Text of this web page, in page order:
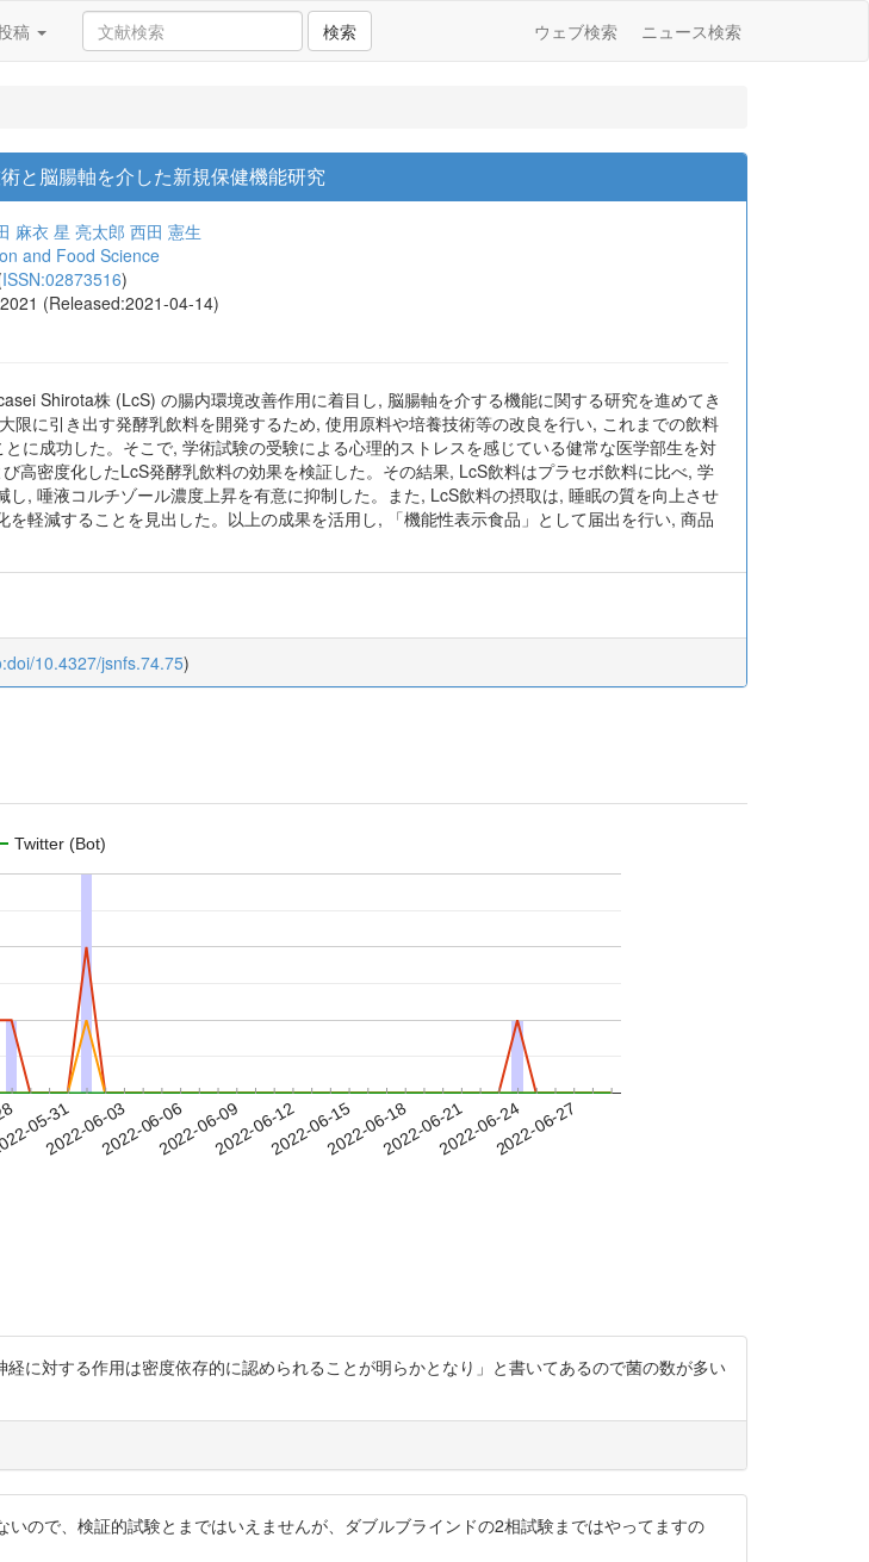
稿 検索 ウェブ検索 ニュース検索
と脳腸軸を介した新規保健機能研究
麻衣 星 亮太郎 西田 憲生
and Food Science
ISSN:02873516)
(Released:2021-04-14)
Shirota株 (LcS) の腸内環境改善作用に着目し, 脳腸軸を介する機能に関する研究を進めてき
限に引き出す発酵乳飲料を開発するため, 使用原料や培養技術等の改良を行い, これまでの飲料
に成功した。そこで, 学術試験の受験による心理的ストレスを感じている健常な医学部生を対
高密度化したLcS発酵乳飲料の効果を検証した。その結果, LcS飲料はプラセボ飲料に比べ, 学
, 唾液コルチゾール濃度上昇を有意に抑制した。また, LcS飲料の摂取は, 睡眠の質を向上させ
軽減することを見出した。以上の成果を活用し, 「機能性表示食品」として届出を行い, 商品
10.4327/jsnfs.74.75)
Twitter (Bot)
05-31
2022-06-032022-06-062022-06-092022-06-122022-06-152022-06-182022-06-212022-06-242022-06-27
に対する作用は密度依存的に認められることが明らかとなり」と書いてあるので菌の数が多い
ので、検証的試験とまではいえませんが、ダブルブラインドの2相試験まではやってますの